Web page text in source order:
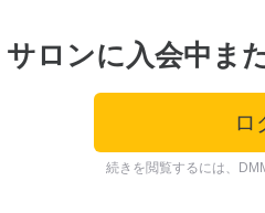
サロンに入会中ま
ロ
続きを閲覧するには、